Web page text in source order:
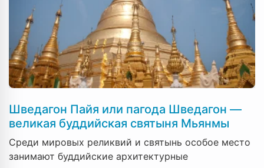
Шведагон Пайя или пагода Шведагон —
великая буддийская святыня Мьянмы
Среди мировых реликвий и святынь особое место
занимают буддийские архитектурные